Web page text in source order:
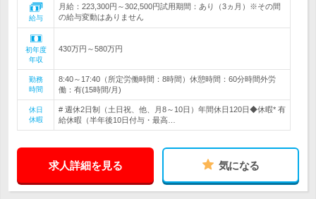
給与
月給：223,300円～302,500円試用期間：あり（3ヵ月）※その間
の給与変動はありません
初年度
年収
430万円～580万円
勤務
時間
8:40～17:40（所定労働時間：8時間）休憩時間：60分時間外労
働：有(15時間/月)
休日
休暇
# 週休2日制（土日祝、他、月8～10日）年間休日120日◆休暇* 有
給休暇（半年後10日付与・最高…
求人詳細を見る 気になる